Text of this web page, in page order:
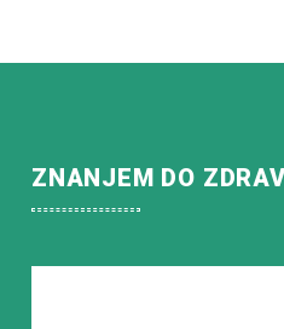
ZNANJEM DO